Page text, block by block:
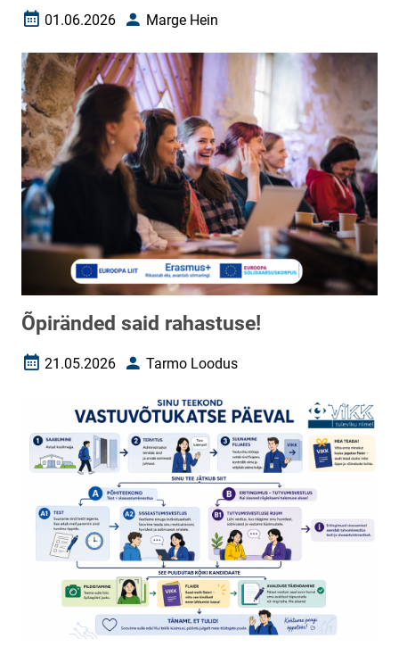
Loomise kuupäev
01.06.2026 AutorMarge Hein
Õpiränded said rahastuse!
Loomise kuupäev
21.05.2026 AutorTarmo Loodus